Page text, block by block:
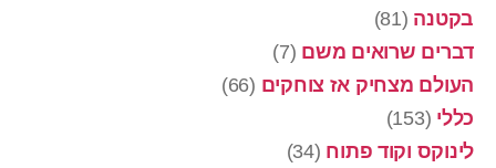
בקטנה (81)
דברים שרואים משם (7)
העולם מצחיק אז צוחקים (66)
כללי (153)
לינוקס וקוד פתוח (34)